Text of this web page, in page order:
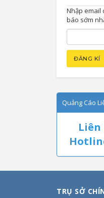
Nhập email
báo sớm
Quảng Cáo
Liên
TRỤ SỞ